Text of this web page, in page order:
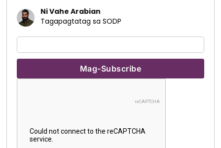
Ni Vahe Arabian
Tagapagtatag sa SODP